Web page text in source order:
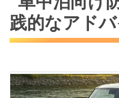
践的なアド